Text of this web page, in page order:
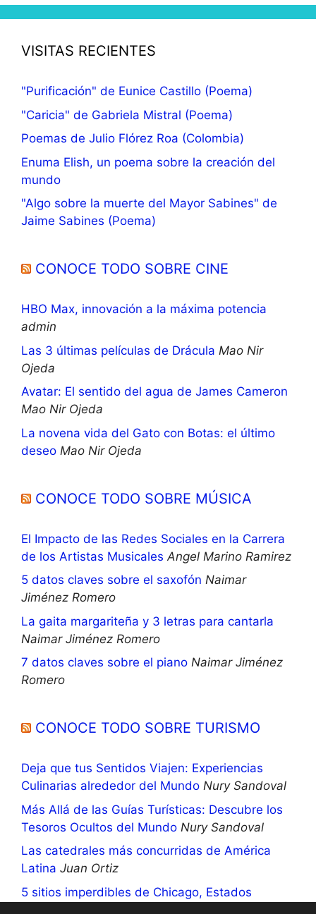
VISITAS RECIENTES
"Purificación" de Eunice Castillo (Poema)
"Caricia" de Gabriela Mistral (Poema)
Poemas de Julio Flórez Roa (Colombia)
Enuma Elish, un poema sobre la creación del
mundo
"Algo sobre la muerte del Mayor Sabines" de
Jaime Sabines (Poema)
CONOCE TODO SOBRE CINE
HBO Max, innovación a la máxima potencia
admin
Las 3 últimas películas de Drácula Mao Nir
Ojeda
Avatar: El sentido del agua de James Cameron
Mao Nir Ojeda
La novena vida del Gato con Botas: el último
deseo Mao Nir Ojeda
CONOCE TODO SOBRE MÚSICA
El Impacto de las Redes Sociales en la Carrera
de los Artistas Musicales Angel Marino Ramirez
5 datos claves sobre el saxofón Naimar
Jiménez Romero
La gaita margariteña y 3 letras para cantarla
Naimar Jiménez Romero
7 datos claves sobre el piano Naimar Jiménez
Romero
CONOCE TODO SOBRE TURISMO
Deja que tus Sentidos Viajen: Experiencias
Culinarias alrededor del Mundo Nury Sandoval
Más Allá de las Guías Turísticas: Descubre los
Tesoros Ocultos del Mundo Nury Sandoval
Las catedrales más concurridas de América
Latina Juan Ortiz
5 sitios imperdibles de Chicago, Estados